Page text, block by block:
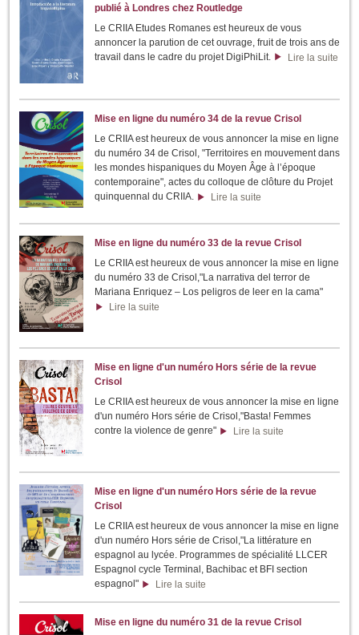
publié à Londres chez Routledge
Le CRIIA Etudes Romanes est heureux de vous
annoncer la parution de cet ouvrage, fruit de trois ans de
travail dans le cadre du projet DigiPhiLit.
Lire la suite
Mise en ligne du numéro 34 de la revue Crisol
Le CRIIA est heureux de vous annoncer la mise en ligne
du numéro 34 de Crisol, "Territoires en mouvement dans
les mondes hispaniques du Moyen Âge à l’époque
contemporaine", actes du colloque de clôture du Projet
quinquennal du CRIIA.
Lire la suite
Mise en ligne du numéro 33 de la revue Crisol
Le CRIIA est heureux de vous annoncer la mise en ligne
du numéro 33 de Crisol,"La narrativa del terror de
Mariana Enriquez – Los peligros de leer en la cama"
Lire la suite
Mise en ligne d'un numéro Hors série de la revue
Crisol
Le CRIIA est heureux de vous annoncer la mise en ligne
d'un numéro Hors série de Crisol,"Basta! Femmes
contre la violence de genre"
Lire la suite
Mise en ligne d'un numéro Hors série de la revue
Crisol
Le CRIIA est heureux de vous annoncer la mise en ligne
d'un numéro Hors série de Crisol,"La littérature en
espagnol au lycée. Programmes de spécialité LLCER
Espagnol cycle Terminal, Bachibac et BFI section
espagnol"
Lire la suite
Mise en ligne du numéro 31 de la revue Crisol